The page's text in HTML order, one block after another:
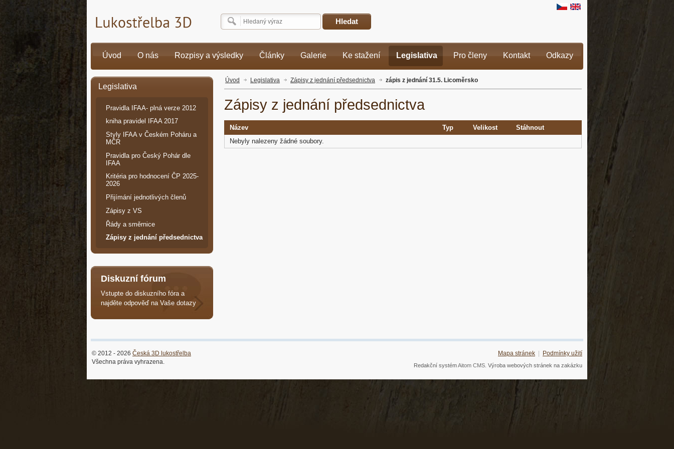
Hledat
Úvod O nás Rozpisy a výsledky Články Galerie Ke stažení Legislativa Pro členy Kontakt Odkazy
Úvod Legislativa Zápisy z jednání předsednictva zápis z jednání 31.5. Licoměrsko
Zápisy z jednání předsednictva
Název Typ Velikost
Stáhnout
Nebyly nalezeny žádné soubory.
Legislativa
Pravidla IFAA- plná verze 2012
kniha pravidel IFAA 2017
Styly IFAA v Českém Poháru a
MČR
Pravidla pro Český Pohár dle
IFAA
Kritéria pro hodnocení ČP 2025-
2026
Přijímání jednotlivých členů
Zápisy z VS
Řády a směrnice
Zápisy z jednání předsednictva
Diskuzní fórum
Vstupte do diskuzního fóra a
najděte odpověď na Vaše dotazy
© 2012 - 2026 Česká 3D lukostřelba
Všechna práva vyhrazena.
Mapa stránek | Podmínky užití
Redakční systémAitom CMS. Výroba webových stránek na zakázku